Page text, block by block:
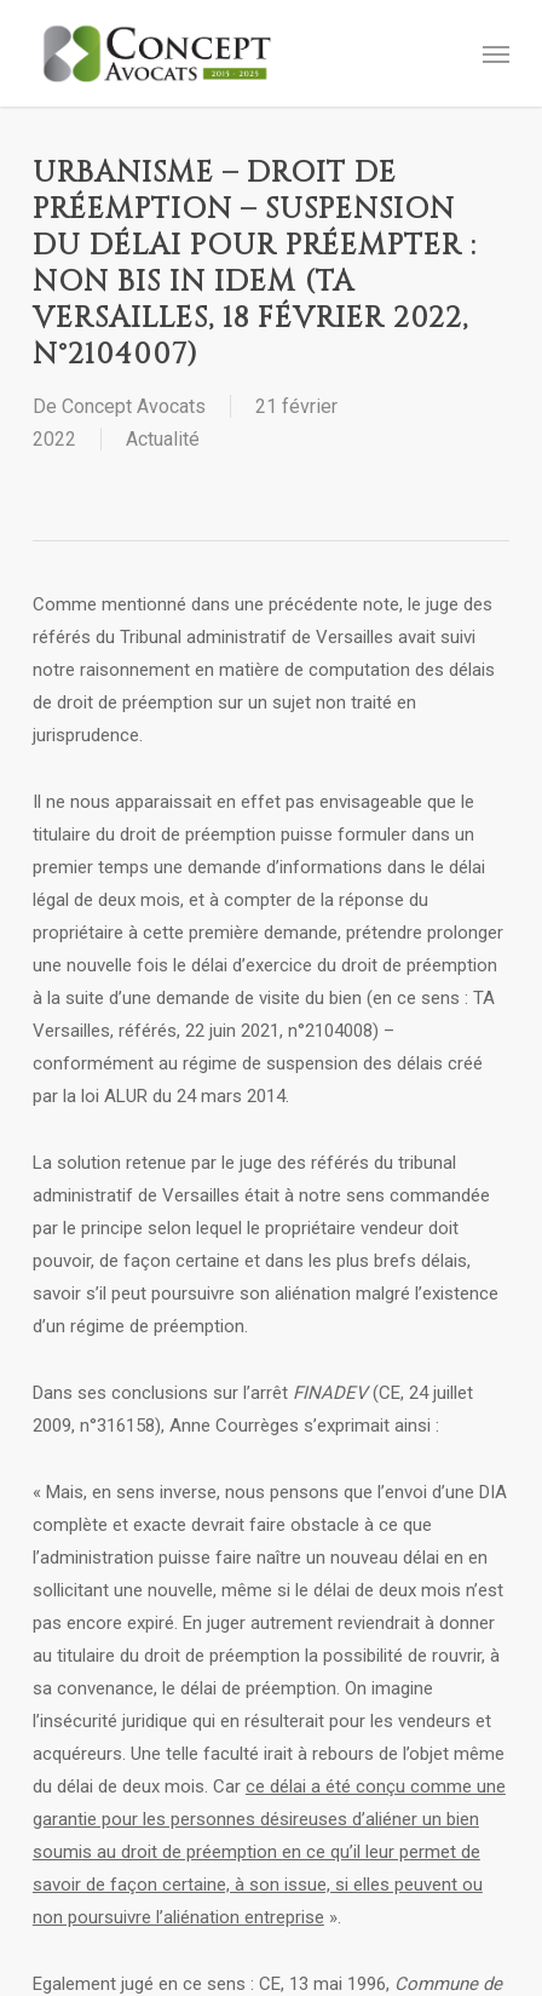
content
URBANISME – DROIT DE
PRÉEMPTION – SUSPENSION
DU DÉLAI POUR PRÉEMPTER :
NON BIS IN IDEM (TA
VERSAILLES, 18 FÉVRIER 2022,
N°2104007)
De Concept Avocats
21 février
2022
Actualité
Comme mentionné dans une précédente note, le juge des
référés du Tribunal administratif de Versailles avait suivi
notre raisonnement en matière de computation des délais
de droit de préemption sur un sujet non traité en
jurisprudence.
Il ne nous apparaissait en effet pas envisageable que le
titulaire du droit de préemption puisse formuler dans un
premier temps une demande d’informations dans le délai
légal de deux mois, et à compter de la réponse du
propriétaire à cette première demande, prétendre prolonger
une nouvelle fois le délai d’exercice du droit de préemption
à la suite d’une demande de visite du bien (en ce sens : TA
Versailles, référés, 22 juin 2021, n°2104008) –
conformément au régime de suspension des délais créé
par la loi ALUR du 24 mars 2014.
La solution retenue par le juge des référés du tribunal
administratif de Versailles était à notre sens commandée
par le principe selon lequel le propriétaire vendeur doit
pouvoir, de façon certaine et dans les plus brefs délais,
savoir s’il peut poursuivre son aliénation malgré l’existence
d’un régime de préemption.
Dans ses conclusions sur l’arrêt FINADEV(CE, 24 juillet
2009, n°316158), Anne Courrèges s’exprimait ainsi :
« Mais, en sens inverse, nous pensons que l’envoi d’une DIA
complète et exacte devrait faire obstacle à ce que
l’administration puisse faire naître un nouveau délai en en
sollicitant une nouvelle, même si le délai de deux mois n’est
pas encore expiré. En juger autrement reviendrait à donner
au titulaire du droit de préemption la possibilité de rouvrir, à
sa convenance, le délai de préemption. On imagine
l’insécurité juridique qui en résulterait pour les vendeurs et
acquéreurs. Une telle faculté irait à rebours de l’objet même
du délai de deux mois. Car ce délai a été conçu comme une
garantie pour les personnes désireuses d’aliéner un bien
soumis au droit de préemption en ce qu’il leur permet de
savoir de façon certaine, à son issue, si elles peuvent ou
non poursuivre l’aliénation entreprise ».
Egalement jugé en ce sens : CE, 13 mai 1996, Commune de